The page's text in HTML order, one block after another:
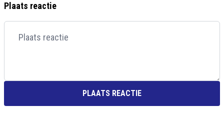
Plaats reactie
PLAATS REACTIE